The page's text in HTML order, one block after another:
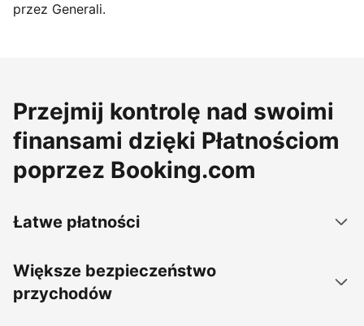
przez Generali.
Przejmij kontrolę nad swoimi
finansami dzięki Płatnościom
poprzez Booking.com
Łatwe płatności
Większe bezpieczeństwo
przychodów